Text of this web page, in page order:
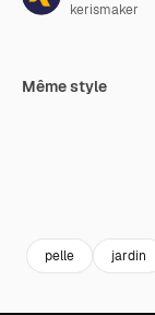
kerismaker
Même style
pelle jardin